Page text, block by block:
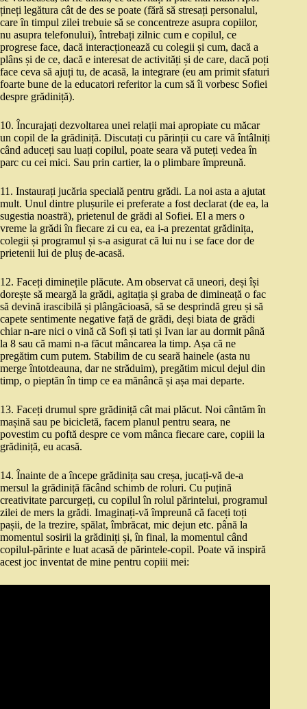
țineți legătura cât de des se poate (fără să stresați personalul,
care în timpul zilei trebuie să se concentreze asupra copiilor,
nu asupra telefonului), întrebați zilnic cum e copilul, ce
progrese face, dacă interacționează cu colegii și cum, dacă a
plâns și de ce, dacă e interesat de activități și de care, dacă poți
face ceva să ajuți tu, de acasă, la integrare (eu am primit sfaturi
foarte bune de la educatori referitor la cum să îi vorbesc Sofiei
despre grădiniță).
10. Încurajați dezvoltarea unei relații mai apropiate cu măcar
un copil de la grădiniță. Discutați cu părinții cu care vă întâlniți
când aduceți sau luați copilul, poate seara vă puteți vedea în
parc cu cei mici. Sau prin cartier, la o plimbare împreună.
11. Instaurați jucăria specială pentru grădi. La noi asta a ajutat
mult. Unul dintre plușurile ei preferate a fost declarat (de ea, la
sugestia noastră), prietenul de grădi al Sofiei. El a mers o
vreme la grădi în fiecare zi cu ea, ea i-a prezentat grădinița,
colegii și programul și s-a asigurat că lui nu i se face dor de
prietenii lui de pluș de-acasă.
12. Faceți diminețile plăcute. Am observat că uneori, deși își
dorește să meargă la grădi, agitația și graba de dimineață o fac
să devină irascibilă și plângăcioasă, să se desprindă greu și să
capete sentimente negative față de grădi, deși biata de grădi
chiar n-are nici o vină că Sofi și tati și Ivan iar au dormit până
la 8 sau că mami n-a făcut mâncarea la timp. Așa că ne
pregătim cum putem. Stabilim de cu seară hainele (asta nu
merge întotdeauna, dar ne străduim), pregătim micul dejul din
timp, o pieptăn în timp ce ea mănâncă și așa mai departe.
13. Faceți drumul spre grădiniță cât mai plăcut. Noi cântăm în
mașină sau pe bicicletă, facem planul pentru seara, ne
povestim cu poftă despre ce vom mânca fiecare care, copiii la
grădiniță, eu acasă.
14. Înainte de a începe grădinița sau creșa, jucați-vă de-a
mersul la grădiniță făcând schimb de roluri. Cu puțină
creativitate parcurgeți, cu copilul în rolul părintelui, programul
zilei de mers la grădi. Imaginați-vă împreună că faceți toți
pașii, de la trezire, spălat, îmbrăcat, mic dejun etc. până la
momentul sosirii la grădiniți și, în final, la momentul când
copilul-părinte e luat acasă de părintele-copil. Poate vă inspiră
acest joc inventat de mine pentru copiii mei: